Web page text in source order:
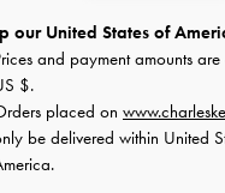
our United States of
and payment amounts
$.
placed on
be delivered within United